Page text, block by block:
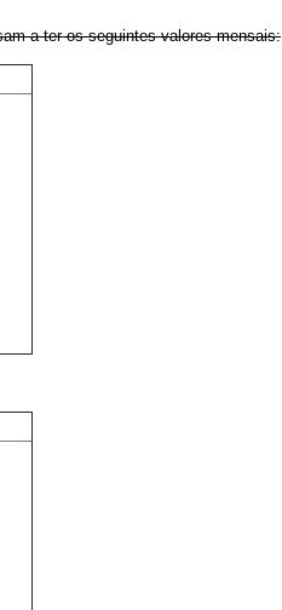
a ter os seguintes valores mensais: